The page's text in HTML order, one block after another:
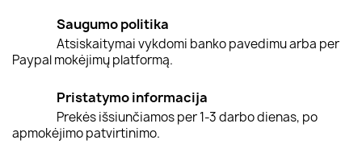
Saugumo politika
Atsiskaitymai vykdomi banko pavedimu arba per
Paypal mokėjimų platformą.
Pristatymo informacija
Prekės išsiunčiamos per 1-3 darbo dienas, po
apmokėjimo patvirtinimo.